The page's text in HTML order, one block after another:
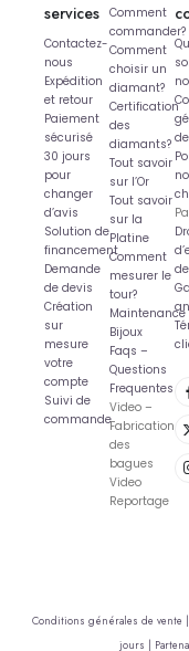
services
Contactez-
nous
Expédition
et retour
Paiement
sécurisé
30 jours
pour
changer
d’avis
Solution de
financement
Demande
de devis
Création
sur
mesure
votre
compte
Suivi de
commande
Comment
commander?
Comment
choisir un
diamant?
Certification
des
diamants?
Tout savoir
sur l’Or
Tout savoir
sur la
Platine
Comment
mesurer le
tour?
Maintenance
Bijoux
Faqs –
Questions
Frequentes
Video –
Fabrication
des
bagues
Video
Reportage
Conditions générales de vente |
jours |